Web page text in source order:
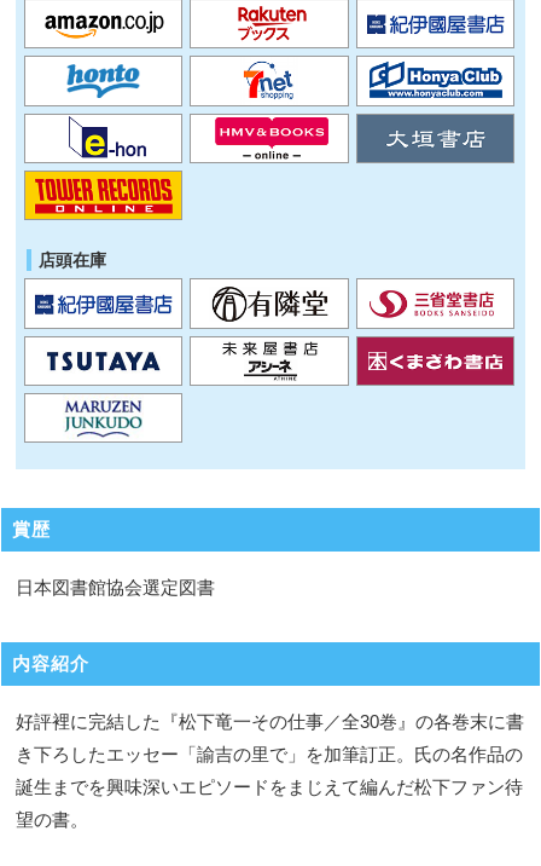
店頭在庫
賞歴
日本図書館協会選定図書
内容紹介
好評裡に完結した『松下竜一その仕事／全30巻』の各巻末に書
き下ろしたエッセー「諭吉の里で」を加筆訂正。氏の名作品の
誕生までを興味深いエピソードをまじえて編んだ松下ファン待
望の書。